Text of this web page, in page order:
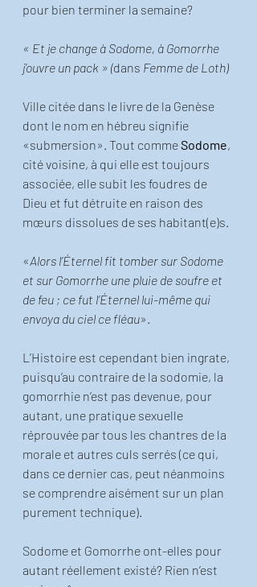
pour bien terminer la semaine?
« Et je change à Sodome, à Gomorrhe
j’ouvre un pack » (dans Femme de Loth)
Ville citée dans le livre de la Genèse
dont le nom en hébreu signifie
«submersion». Tout comme Sodome,
cité voisine, à qui elle est toujours
associée, elle subit les foudres de
Dieu et fut détruite en raison des
mœurs dissolues de ses habitant(e)s.
«Alors l’Éternel fit tomber sur Sodome
et sur Gomorrhe une pluie de soufre et
de feu ; ce fut l’Éternel lui-même qui
envoya du ciel ce fléau».
L’Histoire est cependant bien ingrate,
puisqu’au contraire de la sodomie, la
gomorrhie n’est pas devenue, pour
autant, une pratique sexuelle
réprouvée par tous les chantres de la
morale et autres culs serrés (ce qui,
dans ce dernier cas, peut néanmoins
se comprendre aisément sur un plan
purement technique).
Sodome et Gomorrhe ont-elles pour
autant réellement existé? Rien n’est